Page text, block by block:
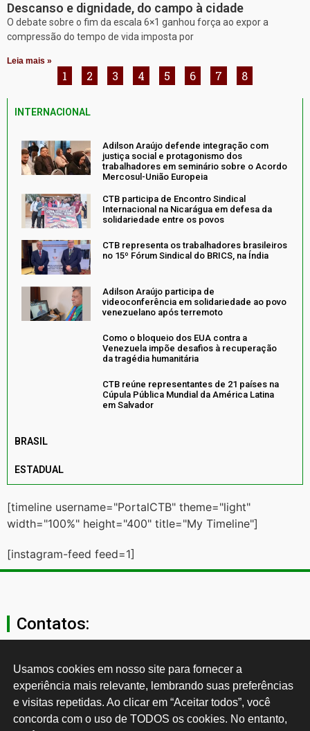
Descanso e dignidade, do campo à cidade
O debate sobre o fim da escala 6×1 ganhou força ao expor a
compressão do tempo de vida imposta por
Leia mais »
1 2 3 4 5 6 7 8
INTERNACIONAL
Adilson Araújo defende integração com
justiça social e protagonismo dos
trabalhadores em seminário sobre o Acordo
Mercosul-União Europeia
CTB participa de Encontro Sindical
Internacional na Nicarágua em defesa da
solidariedade entre os povos
CTB representa os trabalhadores brasileiros
no 15º Fórum Sindical do BRICS, na Índia
Adilson Araújo participa de
videoconferência em solidariedade ao povo
venezuelano após terremoto
Como o bloqueio dos EUA contra a
Venezuela impõe desafios à recuperação
da tragédia humanitária
CTB reúne representantes de 21 países na
Cúpula Pública Mundial da América Latina
em Salvador
BRASIL
ESTADUAL
[timeline username="PortalCTB" theme="light"
width="100%" height="400" title="My Timeline"]
[instagram-feed feed=1]
Contatos:
secgeral@ctb.org.br
11 3874-0040
Rua Cardoso de Almeida, 1843, Sumaré São Paulo - SP -
Usamos cookies em nosso site para fornecer a
experiência mais relevante, lembrando suas preferências
e visitas repetidas. Ao clicar em “Aceitar todos”, você
concorda com o uso de TODOS os cookies. No entanto,